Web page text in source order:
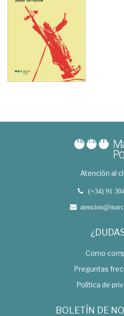
Atención al
(+34) 91
Como
Preguntas
Política de
BOLETÍN DE